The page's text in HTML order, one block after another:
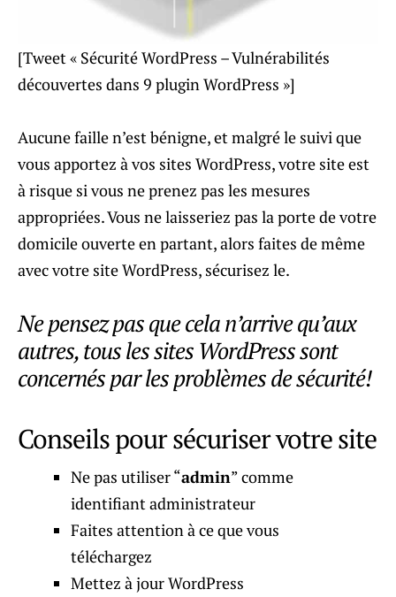
[Tweet « Sécurité WordPress – Vulnérabilités
découvertes dans 9 plugin WordPress »]
Aucune faille n’est bénigne, et malgré le suivi que
vous apportez à vos sites WordPress, votre site est
à risque si vous ne prenez pas les mesures
appropriées. Vous ne laisseriez pas la porte de votre
domicile ouverte en partant, alors faites de même
avec votre site WordPress, sécurisez le.
Ne pensez pas que cela n’arrive qu’aux
autres, tous les sites WordPress sont
concernés par les problèmes de sécurité!
Conseils pour sécuriser votre site
Ne pas utiliser “admin” comme
identifiant administrateur
Faites attention à ce que vous
téléchargez
Mettez à jour WordPress